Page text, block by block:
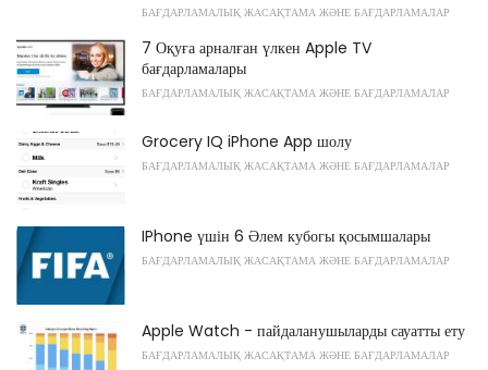
БАҒДАРЛАМАЛЫҚ ЖАСАҚТАМА ЖӘНЕ БАҒДАРЛАМАЛАР
7 Оқуға арналған үлкен Apple TV
бағдарламалары
БАҒДАРЛАМАЛЫҚ ЖАСАҚТАМА ЖӘНЕ БАҒДАРЛАМАЛАР
Grocery IQ iPhone App шолу
БАҒДАРЛАМАЛЫҚ ЖАСАҚТАМА ЖӘНЕ БАҒДАРЛАМАЛАР
IPhone үшін 6 Әлем кубогы қосымшалары
БАҒДАРЛАМАЛЫҚ ЖАСАҚТАМА ЖӘНЕ БАҒДАРЛАМАЛАР
Apple Watch - пайдаланушыларды сауатты ету
БАҒДАРЛАМАЛЫҚ ЖАСАҚТАМА ЖӘНЕ БАҒДАРЛАМАЛАР